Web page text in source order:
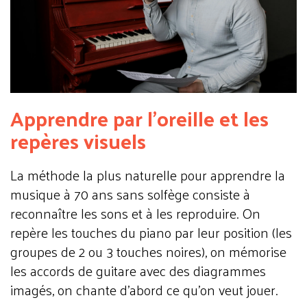
Apprendre par l'oreille et les
repères visuels
La méthode la plus naturelle pour apprendre la
musique à 70 ans sans solfège consiste à
reconnaître les sons et à les reproduire. On
repère les touches du piano par leur position (les
groupes de 2 ou 3 touches noires), on mémorise
les accords de guitare avec des diagrammes
imagés, on chante d'abord ce qu'on veut jouer.